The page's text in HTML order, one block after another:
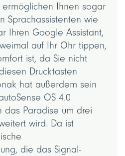
Ihnen sogar
Sprachassistenten wie
Ihren Google Assistant,
auf Ihr Ohr tippen,
ist, da Sie nicht
Drucktasten
hat außerdem sein
OS 4.0
das Paradise um drei
wird. Da ist
die das Signal-